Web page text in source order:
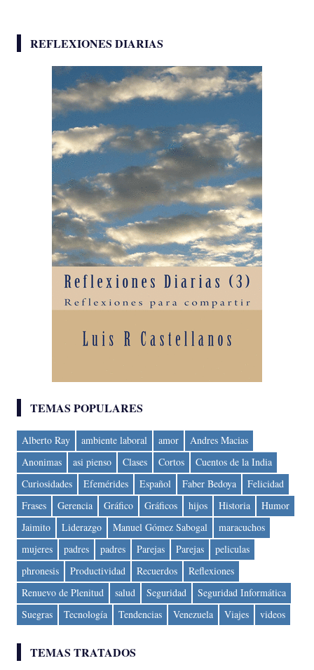
REFLEXIONES DIARIAS
TEMAS POPULARES
Alberto Ray ambiente laboral amor
Andres Macias
Anonimas
asi pienso Clases Cortos
Cuentos de la India
Curiosidades
Efemérides Español Faber Bedoya
Felicidad
Frases
Gerencia Gráfico Gráficos hijos Historia
Humor
Jaimito
Liderazgo Manuel Gómez Sabogal
maracuchos
mujeres
padres padres Parejas Parejas
peliculas
phronesis
Productividad Recuerdos
Reflexiones
Renuevo de Plenitud
salud Seguridad
Seguridad Informática
Suegras
Tecnología Tendencias Venezuela Viajes videos
TEMAS TRATADOS